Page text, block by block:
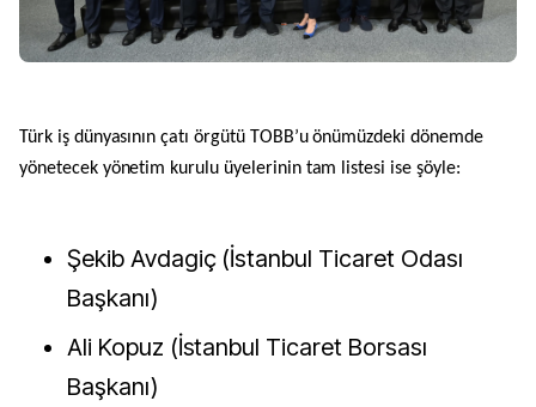
Türk iş dünyasının çatı örgütü TOBB’u önümüzdeki dönemde
yönetecek yönetim kurulu üyelerinin tam listesi ise şöyle:
Şekib Avdagiç (İstanbul Ticaret Odası
Başkanı)
Ali Kopuz (İstanbul Ticaret Borsası
Başkanı)